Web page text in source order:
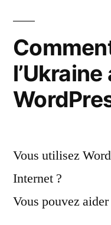
l’Ukraine
Vous utilisez
Internet ?
Vous pouvez